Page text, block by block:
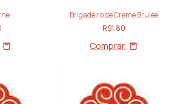
Brigadeiro de Creme Brulée
R$1,80
Comprar